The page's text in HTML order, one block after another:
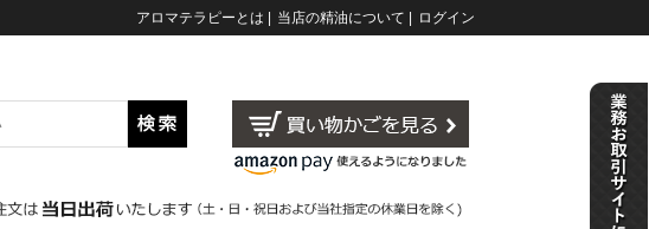
アロマテラピーとは 当店の精油について ログイン